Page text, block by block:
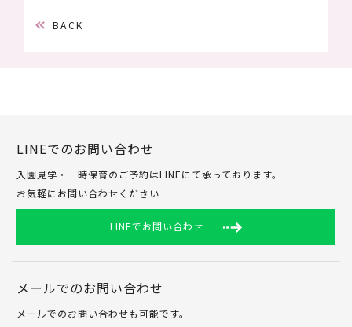
BACK
LINEでのお問い合わせ
入園見学・一時保育のご予約はLINEにて承っております。
お気軽にお問い合わせください
LINEでお問い合わせ
メールでのお問い合わせ
メールでのお問い合わせも可能です。